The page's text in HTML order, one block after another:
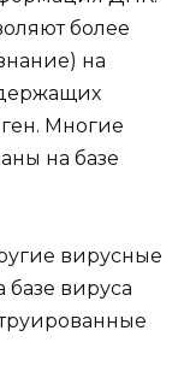
более
на
Многие
на базе
вирусные
базе вируса